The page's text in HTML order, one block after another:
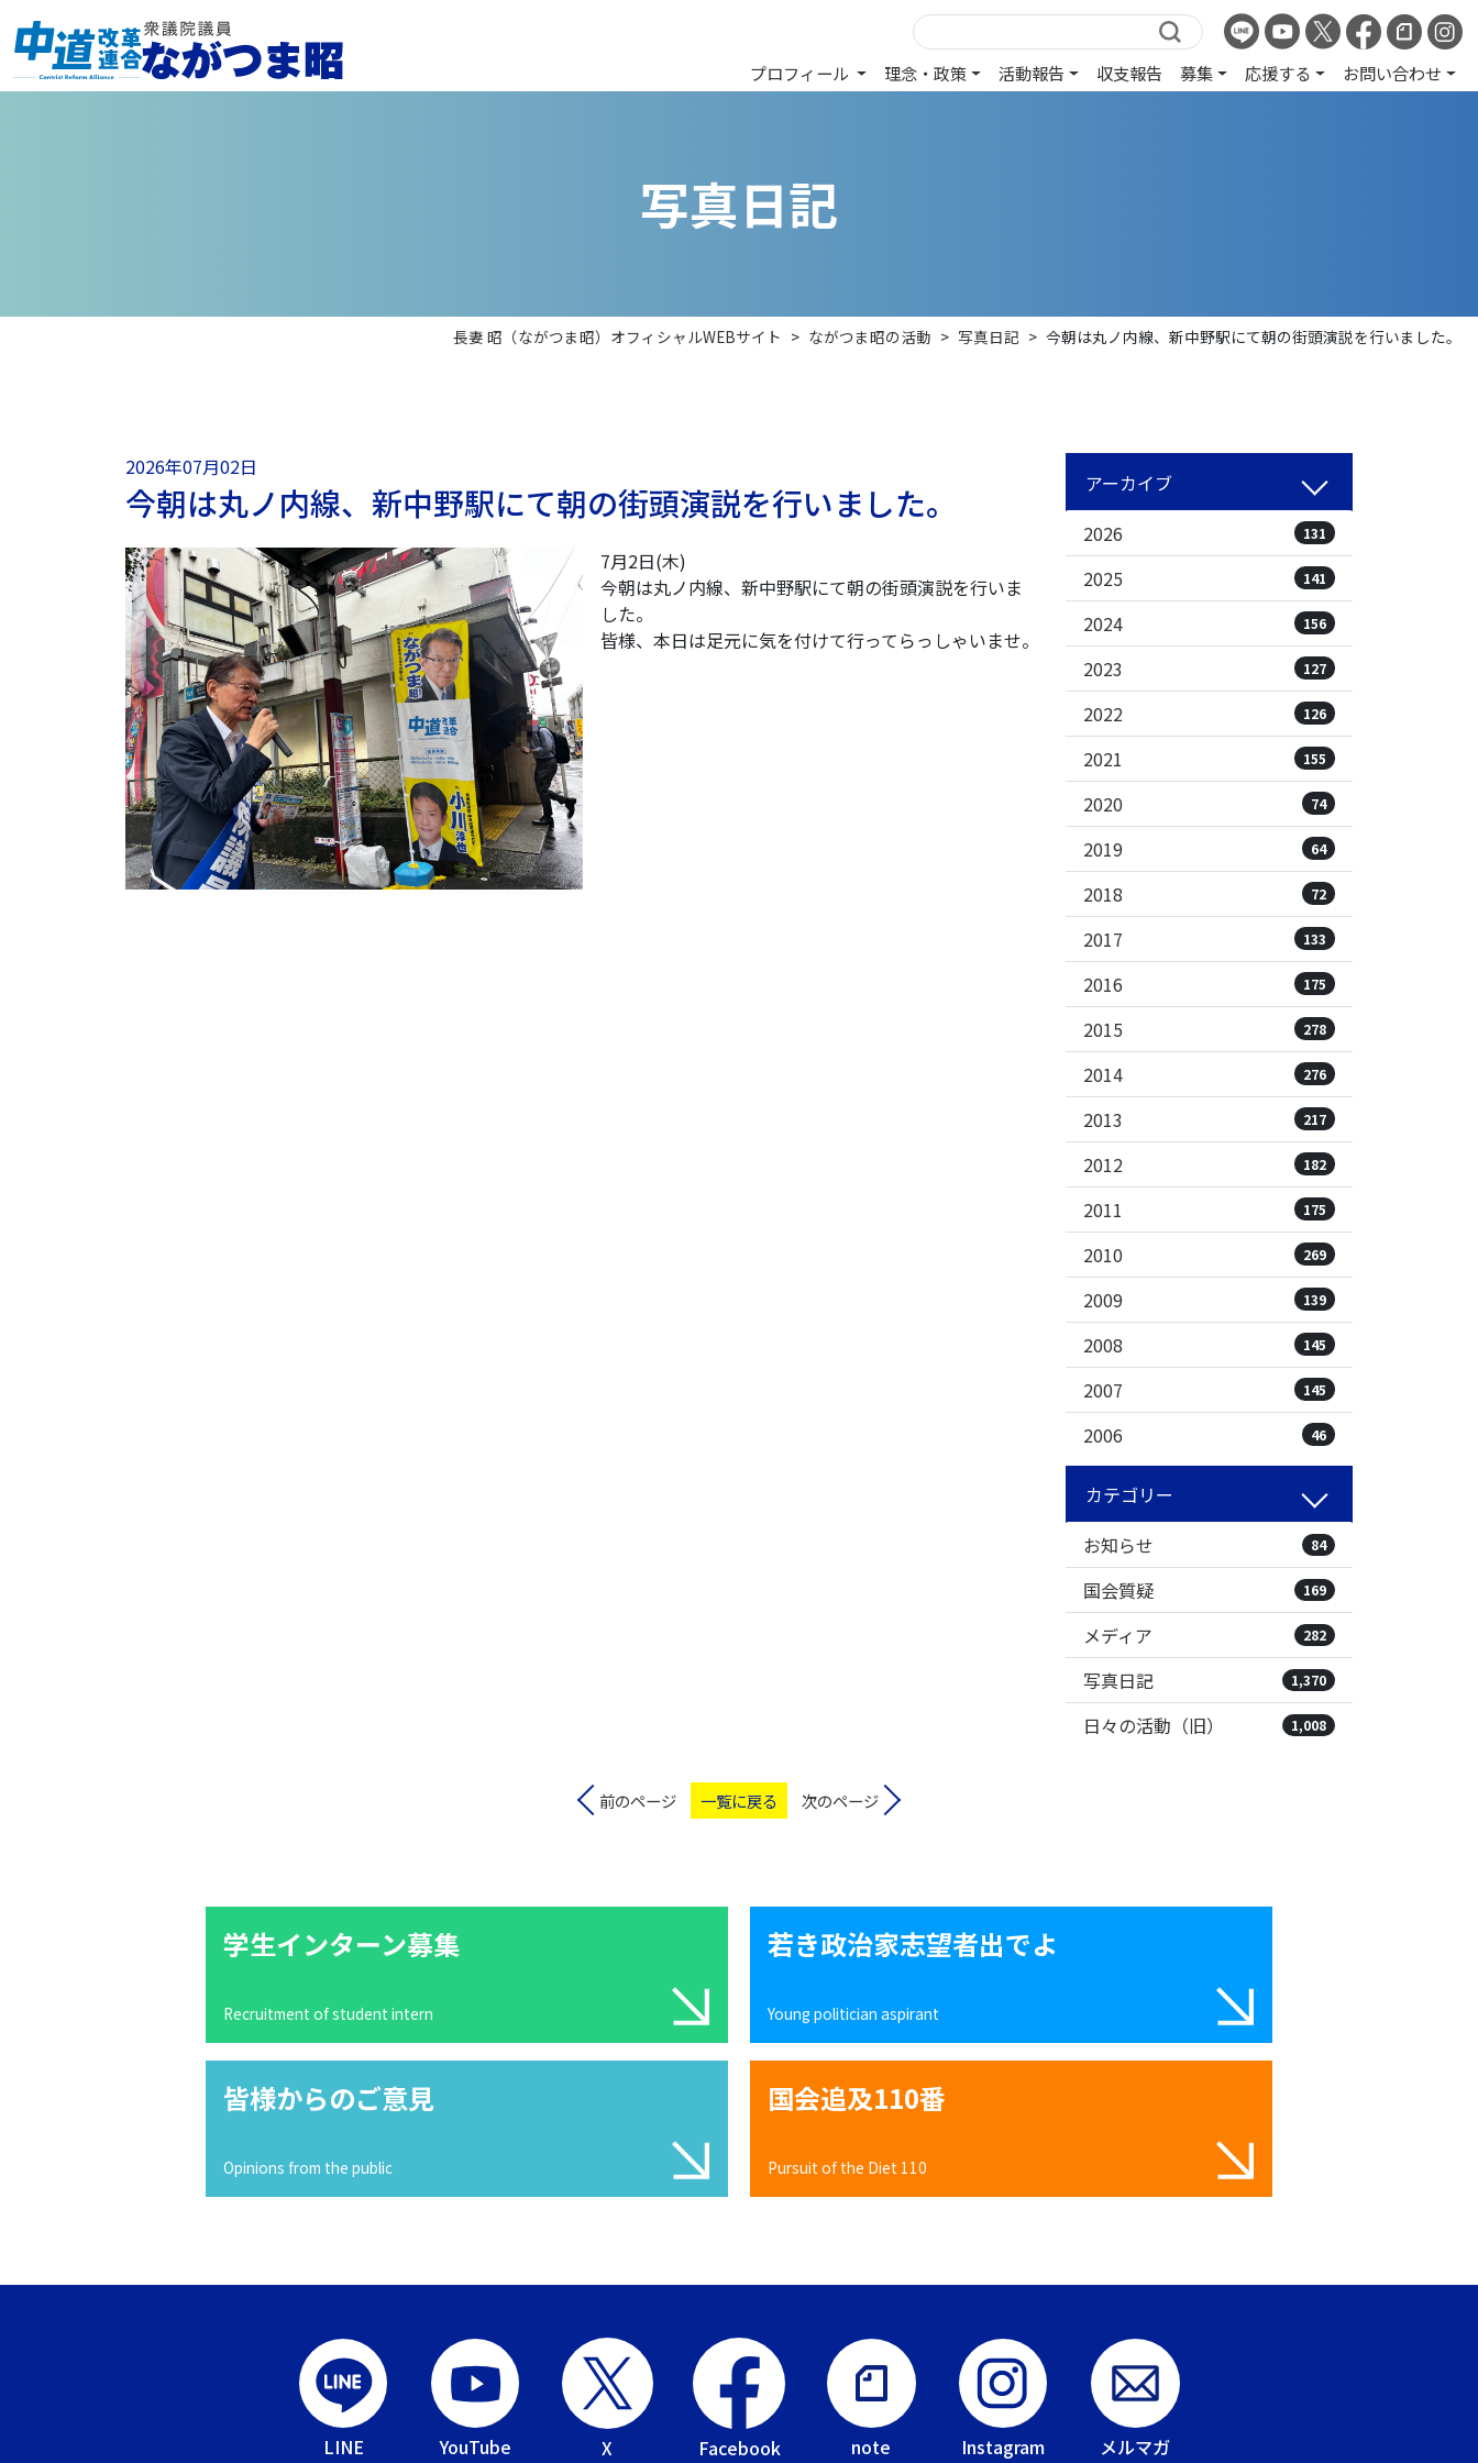
プロフィール 理念・政策 活動報告 収支報告 募集 応援する お問い合わせ
写真日記
長妻 昭（ながつま昭）オフィシャルWEBサイト > ながつま昭の活動 > 写真日記 > 今朝は丸ノ内線、新中野駅にて朝の街頭演説を行いました。
2026年07月02日
今朝は丸ノ内線、新中野駅にて朝の街頭演説を行いました。
7月2日(木)
今朝は丸ノ内線、新中野駅にて朝の街頭演説を行いま
した。
皆様、本日は足元に気を付けて行ってらっしゃいませ。
アーカイブ
2026
131
2025 141
2024 156
2023 127
2022 126
2021 155
2020 74
2019 64
2018 72
2017 133
2016 175
2015 278
2014 276
2013 217
2012 182
2011 175
2010 269
2009 139
2008 145
2007 145
2006 46
カテゴリー
お知らせ
84
国会質疑 169
メディア 282
写真日記 1,370
日々の活動（旧） 1,008
前のページ 一覧に戻る 次のページ
学生インターン募集
Recruitment of student intern
若き政治家志望者出でよ
Young politician aspirant
皆様からのご意見
Opinions from the public
国会追及110番
Pursuit of the Diet 110
LINE YouTube X Facebook note Instagram メルマガ